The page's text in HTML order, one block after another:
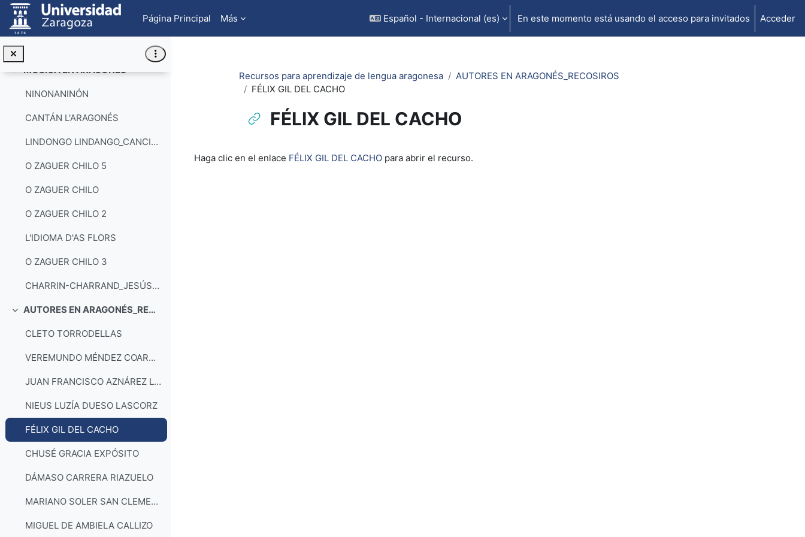
Salta al contenido principal
Página Principal
Más Español - Internacional ‎(es)‎ En este momento está usando el acceso para invitados Acceder
LOS TRES TONINEZ
LA MISA DEL CURA DE BENÁS
Colapsar
MOSICA EN ARAGONÉS
NINONANINÓN
CANTÁN L'ARAGONÉS
LINDONGO LINDANGO_CANCIÓN EN CHISTABÍN
O ZAGUER CHILO 5
O ZAGUER CHILO
O ZAGUER CHILO 2
L'IDIOMA D'AS FLORS
O ZAGUER CHILO 3
CHARRIN-CHARRAND_JESÚS SIERRA
Colapsar AUTORES EN ARAGONÉS_RECOSIROS
CLETO TORRODELLAS
VEREMUNDO MÉNDEZ COARASA
JUAN FRANCISCO AZNÁREZ LÓPEZ
NIEUS LUZÍA DUESO LASCORZ
FÉLIX GIL DEL CACHO
CHUSÉ GRACIA EXPÓSITO
DÁMASO CARRERA RIAZUELO
MARIANO SOLER SAN CLEMENTE
MIGUEL DE AMBIELA CALLIZO
Recursos para aprendizaje de lengua aragonesa
AUTORES EN ARAGONÉS_RECOSIROS
FÉLIX GIL DEL CACHO
FÉLIX GIL DEL CACHO
Haga clic en el enlace FÉLIX GIL DEL CACHO para abrir el recurso.